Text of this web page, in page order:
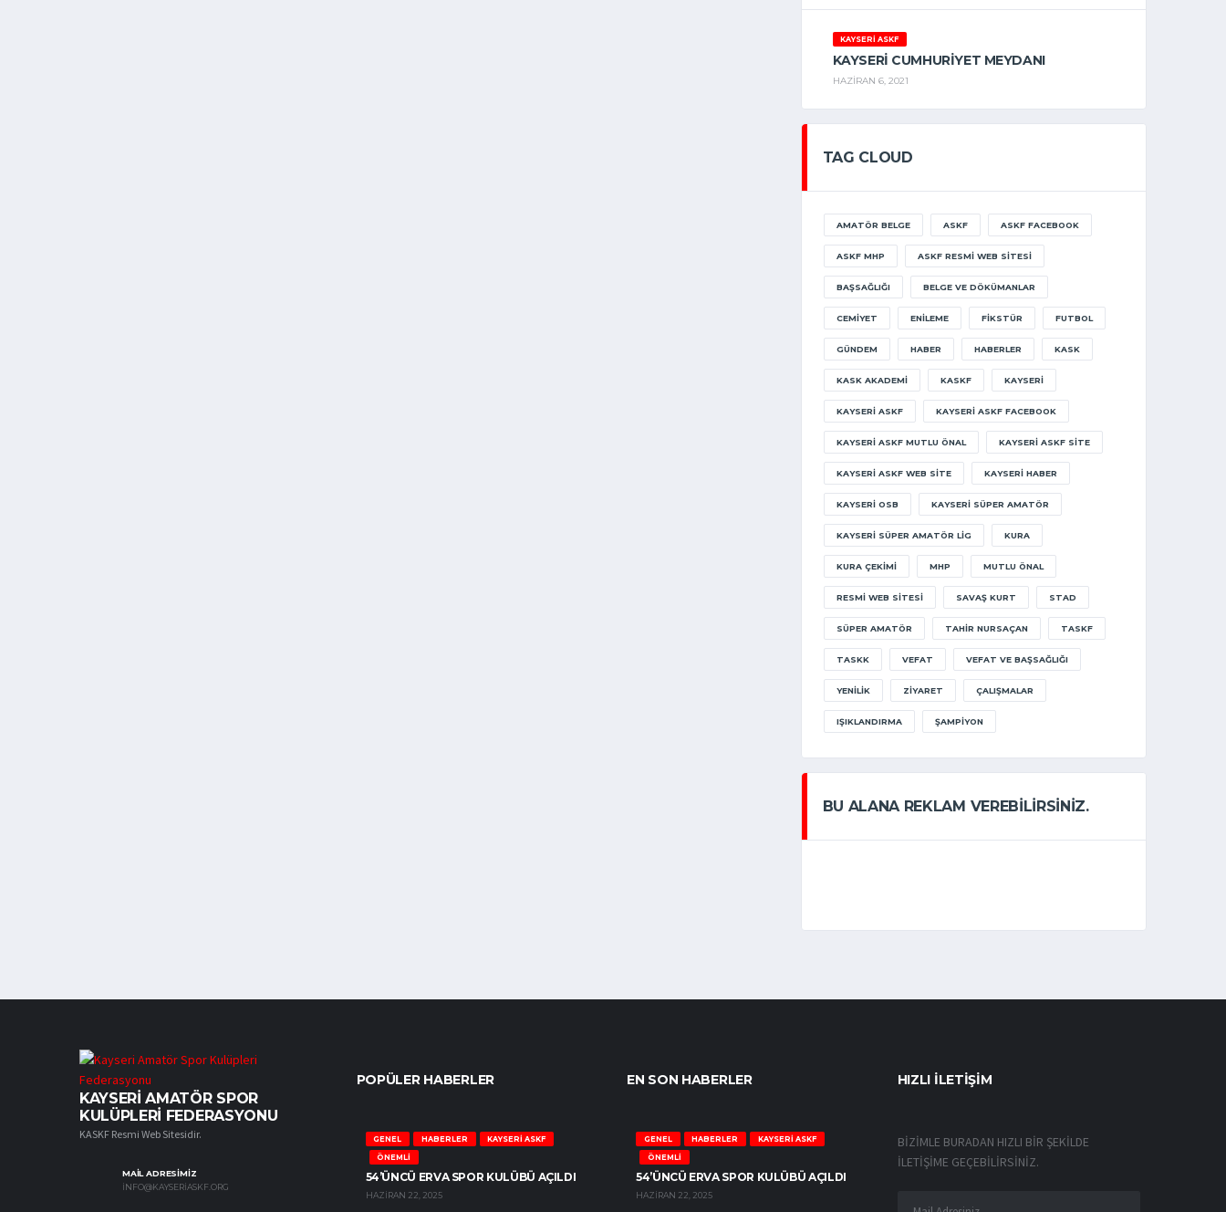
KAYSERİ ASKF
KAYSERI CUMHURIYET MEYDANI
HAZIRAN 6, 2021
TAG CLOUD
AMATÖR BELGE ASKF ASKF FACEBOOK
ASKF MHP ASKF RESMI WEB SITESI
BAŞSAĞLIĞI BELGE VE DÖKÜMANLAR
CEMIYET ENILEME FIKSTÜR FUTBOL
GÜNDEM HABER HABERLER KASK
KASK AKADEMI KASKF KAYSERI
KAYSERI ASKF KAYSERI ASKF FACEBOOK
KAYSERI ASKF MUTLU ÖNAL KAYSERI ASKF SITE
KAYSERI ASKF WEB SITE KAYSERI HABER
KAYSERI OSB KAYSERI SÜPER AMATÖR
KAYSERI SÜPER AMATÖR LIG KURA
KURA ÇEKIMI MHP MUTLU ÖNAL
RESMI WEB SITESI SAVAŞ KURT STAD
SÜPER AMATÖR TAHIR NURSAÇAN TASKF
TASKK VEFAT VEFAT VE BAŞSAĞLIĞI
YENILIK ZIYARET ÇALIŞMALAR
IŞIKLANDIRMA ŞAMPIYON
BU ALANA REKLAM VEREBİLİRSİNİZ.
KAYSERI AMATÖR SPOR
KULÜPLERI FEDERASYONU
KASKF Resmi Web Sitesidir.
MAİL ADRESİMİZ
INFO@KAYSERIASKF.ORG
POPÜLER HABERLER
GENEL HABERLER
KAYSERİ ASKF
ÖNEMLİ
54’ÜNCÜ ERVA SPOR KULÜBÜ AÇILDI
HAZIRAN 22, 2025
EN SON HABERLER
GENEL HABERLER
KAYSERİ ASKF
ÖNEMLİ
54’ÜNCÜ ERVA SPOR KULÜBÜ AÇILDI
HAZIRAN 22, 2025
HIZLI İLETİŞİM
BİZİMLE BURADAN HIZLI BİR ŞEKİLDE
İLETİŞİME GEÇEBİLİRSİNİZ.